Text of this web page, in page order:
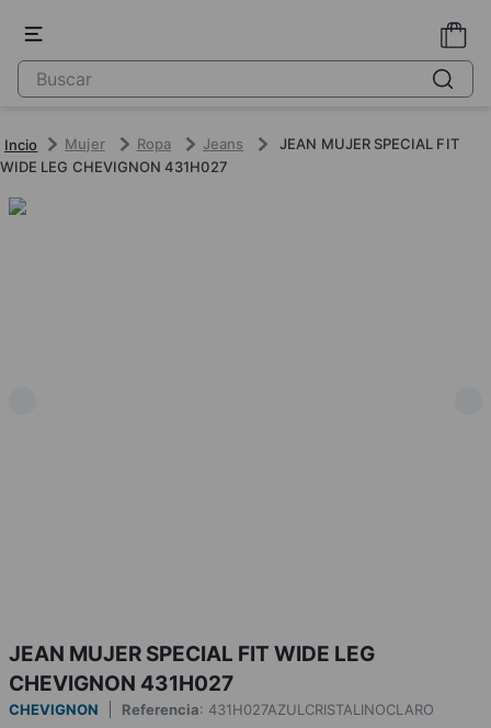
Mujer Ropa Jeans
JEAN MUJER SPECIAL FIT
WIDE LEG CHEVIGNON 431H027
JEAN MUJER SPECIAL FIT WIDE LEG
CHEVIGNON 431H027
CHEVIGNON Referencia: 431H027AZULCRISTALINOCLARO